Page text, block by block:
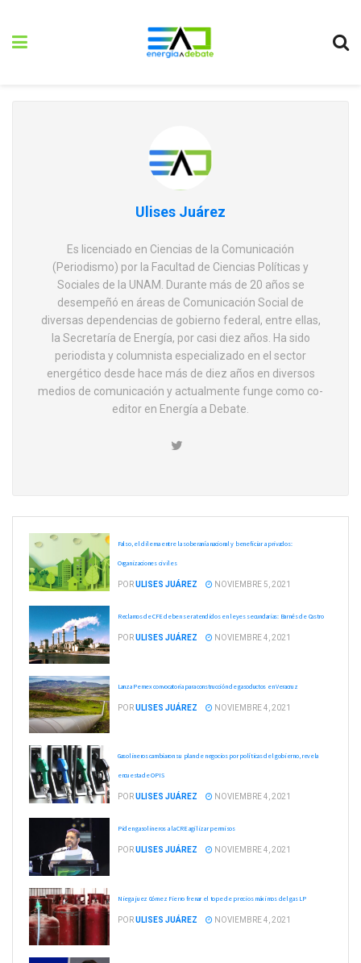
Ulises Juárez
Es licenciado en Ciencias de la Comunicación
(Periodismo) por la Facultad de Ciencias Políticas y
Sociales de la UNAM. Durante más de 20 años se
desempeñó en áreas de Comunicación Social de
diversas dependencias de gobierno federal, entre ellas,
la Secretaría de Energía, por casi diez años. Ha sido
periodista y columnista especializado en el sector
energético desde hace más de diez años en diversos
medios de comunicación y actualmente funge como co-
editor en Energía a Debate.
Falso, el dilema entre la soberanía nacional y beneficiar a privados:
Organizaciones civiles
PORULISES JUÁREZ NOVIEMBRE 5, 2021
Reclamos de CFE deben ser atendidos en leyes secundarias: Barnés de Castro
PORULISES JUÁREZ NOVIEMBRE 4, 2021
Lanza Pemex convocatoria para construcción de gasoductos en Veracruz
PORULISES JUÁREZ NOVIEMBRE 4, 2021
Gasolineros cambiaron su plan de negocios por políticas del gobierno, revela
encuesta de OPIS
PORULISES JUÁREZ NOVIEMBRE 4, 2021
Piden gasolineros a la CRE agilizar permisos
PORULISES JUÁREZ NOVIEMBRE 4, 2021
Niega juez Gómez Fierro frenar el tope de precios máximos del gas LP
PORULISES JUÁREZ NOVIEMBRE 4, 2021